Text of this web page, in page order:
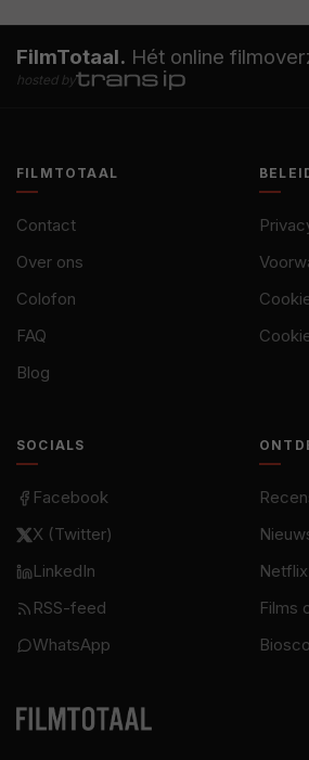
FilmTotaal. Hét online
hosted by
FILMTOTAAL
Contact
Over ons
Colofon
FAQ
Blog
SOCIALS
Facebook
X (Twitter)
LinkedIn
RSS-feed
WhatsApp
Netflix
Films